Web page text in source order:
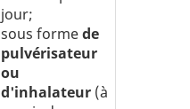
jour;
sous formede
pulvérisateur
ou
d'inhalateur (à